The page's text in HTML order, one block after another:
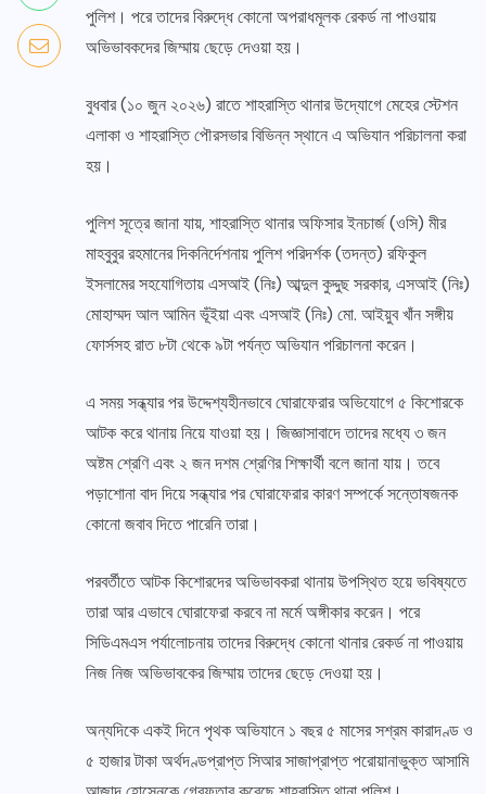
পুলিশ। পরে তাদের বিরুদ্ধে কোনো অপরাধমূলক রেকর্ড না পাওয়ায়
অভিভাবকদের জিম্মায় ছেড়ে দেওয়া হয়।
বুধবার (১০ জুন ২০২৬) রাতে শাহরাস্তি থানার উদ্যোগে মেহের স্টেশন
এলাকা ও শাহরাস্তি পৌরসভার বিভিন্ন স্থানে এ অভিযান পরিচালনা করা
হয়।
পুলিশ সূত্রে জানা যায়, শাহরাস্তি থানার অফিসার ইনচার্জ (ওসি) মীর
মাহবুবুর রহমানের দিকনির্দেশনায় পুলিশ পরিদর্শক (তদন্ত) রফিকুল
ইসলামের সহযোগিতায় এসআই (নিঃ) আব্দুল কুদ্দুছ সরকার, এসআই (নিঃ)
মোহাম্মদ আল আমিন ভূঁইয়া এবং এসআই (নিঃ) মো. আইয়ুব খাঁন সঙ্গীয়
ফোর্সসহ রাত ৮টা থেকে ৯টা পর্যন্ত অভিযান পরিচালনা করেন।
এ সময় সন্ধ্যার পর উদ্দেশ্যহীনভাবে ঘোরাফেরার অভিযোগে ৫ কিশোরকে
আটক করে থানায় নিয়ে যাওয়া হয়। জিজ্ঞাসাবাদে তাদের মধ্যে ৩ জন
অষ্টম শ্রেণি এবং ২ জন দশম শ্রেণির শিক্ষার্থী বলে জানা যায়। তবে
পড়াশোনা বাদ দিয়ে সন্ধ্যার পর ঘোরাফেরার কারণ সম্পর্কে সন্তোষজনক
কোনো জবাব দিতে পারেনি তারা।
পরবর্তীতে আটক কিশোরদের অভিভাবকরা থানায় উপস্থিত হয়ে ভবিষ্যতে
তারা আর এভাবে ঘোরাফেরা করবে না মর্মে অঙ্গীকার করেন। পরে
সিডিএমএস পর্যালোচনায় তাদের বিরুদ্ধে কোনো থানার রেকর্ড না পাওয়ায়
নিজ নিজ অভিভাবকের জিম্মায় তাদের ছেড়ে দেওয়া হয়।
অন্যদিকে একই দিনে পৃথক অভিযানে ১ বছর ৫ মাসের সশ্রম কারাদণ্ড ও
৫ হাজার টাকা অর্থদণ্ডপ্রাপ্ত সিআর সাজাপ্রাপ্ত পরোয়ানাভুক্ত আসামি